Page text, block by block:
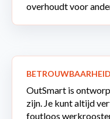
overhoudt voor
OutSmart is
zijn. Je kunt altijd
foutloos